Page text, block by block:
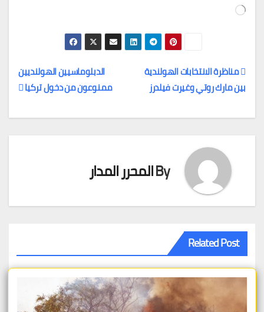
جاري
تصفّح
المقالات
الدبلوماسيين الهولنديين
ممنوعون من دخول تركيا
مناظرة الانتخابات الهولندية
بين مارك روتي وغيرت فيلدرز
Byالمحرر المدار
Related Post